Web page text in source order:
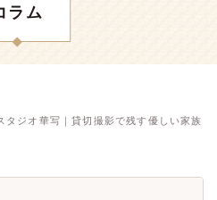
ラム
タジオ華写｜貸切撮影で残す優しい家族